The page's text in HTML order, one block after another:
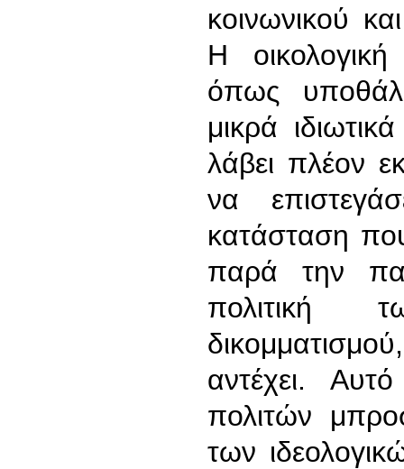
κοινωνικού
Η οικολογική
όπως
μικρά
λάβει πλέον
να
κατάσταση
παρά την
πολιτική
αντέχει.
πολιτών
των